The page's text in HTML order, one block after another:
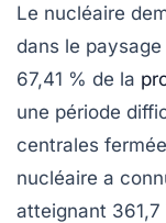
Le nucléaire
dans le
67,41 % de la
une période
centrales
nucléaire a
atteignant